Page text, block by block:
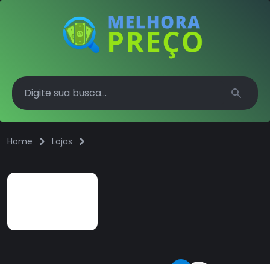
Search
Home Lojas